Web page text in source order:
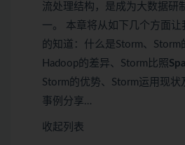
流处理结构，是成为大数据研
一。 本章将从如下几个方面让
的知道：什么是Storm、Storm
Hadoop的差异、Storm比照
Storm的优势、Storm运用现状
事例分享…
收起列表